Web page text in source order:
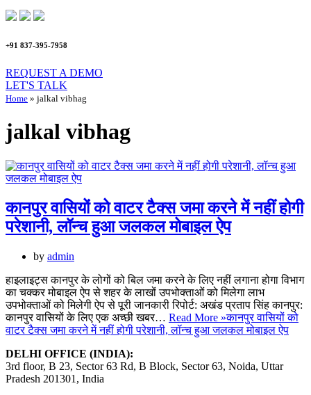
+91 837-395-7958
REQUEST A DEMO​
LET'S TALK
Home » jalkal vibhag
jalkal vibhag
कानपुर वासियों को वाटर टैक्स जमा करने में नहीं होगी
परेशानी, लॉन्च हुआ जलकल मोबाइल ऐप
by admin
हाइलाइट्स कानपुर के लोगों को बिल जमा करने के लिए नहीं लगाना होगा विभाग
का चक्कर मोबाइल ऐप से शहर के लाखों उपभोक्ताओं को मिलेगा लाभ
उपभोक्ताओं को मिलेगी ऐप से पूरी जानकारी रिपोर्ट: अखंड प्रताप सिंह कानपुर:
कानपुर वासियों के लिए एक अच्छी खबर… Read More »कानपुर वासियों को
वाटर टैक्स जमा करने में नहीं होगी परेशानी, लॉन्च हुआ जलकल मोबाइल ऐप
DELHI OFFICE (INDIA):
3rd floor, B 23, Sector 63 Rd, B Block, Sector 63, Noida, Uttar
Pradesh 201301, India